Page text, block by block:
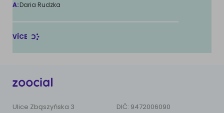
A:Daria Rudzka
VÍCE
Ulice Zbąszyńska 3
DIČ: 9472006090